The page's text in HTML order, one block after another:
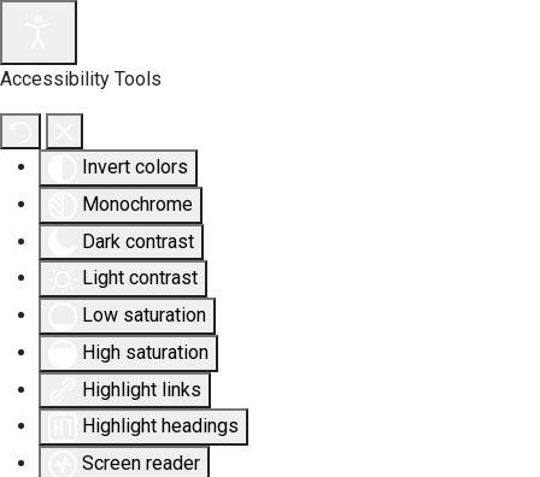
Accessibility Tools
Invert colors
Monochrome
Dark contrast
Light contrast
Low saturation
High saturation
Highlight links
Highlight headings
Screen reader